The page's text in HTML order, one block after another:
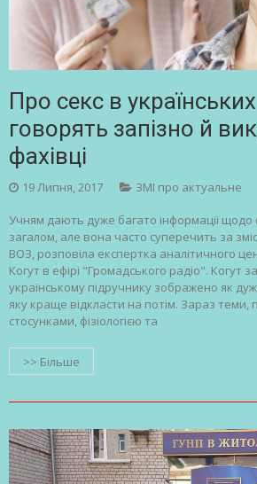
Про секс в
говорять запізно й
фахівці
19 Липня, 2017 ЗМІ про актуальне
Учням дають дуже багато інформації щодо
загалом, але вона часто суперечить за
ВОЗ, розповіла експертка аналітичного
Когут в ефірі "Громадського радіо". Когут
українському підручнику зображено як
яку краще відкласти на потім. Зараз теми,
стосунками, фізіологією та
>> Більше